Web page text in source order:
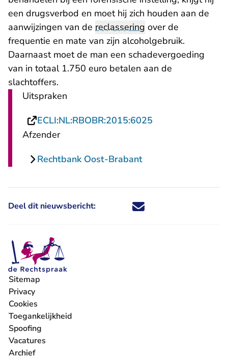
een drugsverbod en moet hij zich houden aan de
aanwijzingen van de reclassering over de
frequentie en mate van zijn alcoholgebruik.
Daarnaast moet de man een schadevergoeding
van in totaal 1.750 euro betalen aan de
slachtoffers.
Uitspraken
ECLI:NL:RBOBR:2015:6025
Afzender
Rechtbank Oost-Brabant
Deel dit nieuwsbericht: Deel dit nieuwsbericht via X -
Deel dit nieuwsbericht via
Deel dit nieuwsbericht
Deel dit
Sitemap
Privacy
Cookies
Toegankelijkheid
Spoofing
Vacatures
- U verlaat Rechtspraak.nl
Archief